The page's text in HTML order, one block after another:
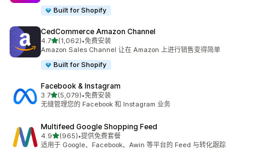
Built for Shopify
CedCommerce Amazon Channel
4.7星（满分 5 星）
(1,062)
总共 1062 条评论
•免费安装
Amazon Sales Channel 让在 Amazon 上进行销售变得简单
Built for Shopify
Facebook & Instagram
3.7星（满分 5 星）
(5,079)
总共 5079 条评论
•免费安装
无缝管理您的 Facebook 和 Instagram 业务
Multifeed Google Shopping Feed
4.9星（满分 5 星）
(965)
总共 965 条评论
•提供免费套餐
适用于 Google、Facebook、Awin 等平台的 Feed 与转化跟踪